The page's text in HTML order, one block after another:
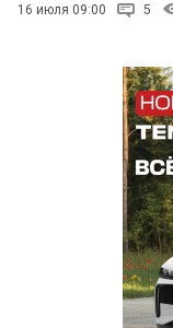
16 июля 09:00 5